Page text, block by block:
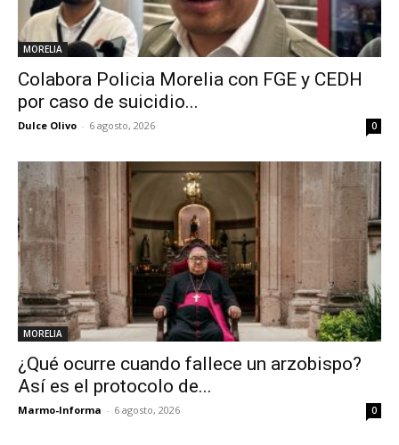
MORELIA
Colabora Policia Morelia con FGE y CEDH
por caso de suicidio...
Dulce Olivo - 6 agosto, 2026 0
MORELIA
¿Qué ocurre cuando fallece un arzobispo?
Así es el protocolo de...
Marmo-Informa - 6 agosto, 2026 0